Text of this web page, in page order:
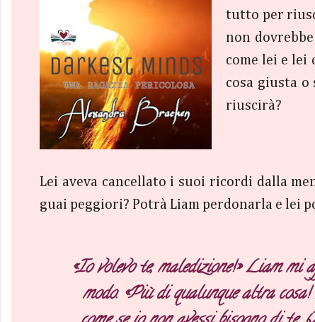
tutto per
non
come lei e lei
cosa giusta o
riuscirà?
Lei aveva cancellato i suoi ricordi dalla
guai peggiori? Potrà Liam perdonarla e lei
«Io volevo te, maledizione!» Liam mi
modo. «Più di qualunque altra